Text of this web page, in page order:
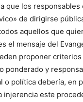
que los responsables
de dirigirse
aquellos que
el mensaje del
proponer
ponderado y
o política debería, en
injerencia este